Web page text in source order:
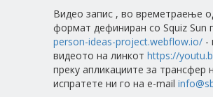
Видео запис , во времетраење
формат дефиниран со Squiz Sun
person-ideas-project.webflow.io/-
видеото на линкот https://
преку апликациите за трансфер
испратете ни го на e-mail